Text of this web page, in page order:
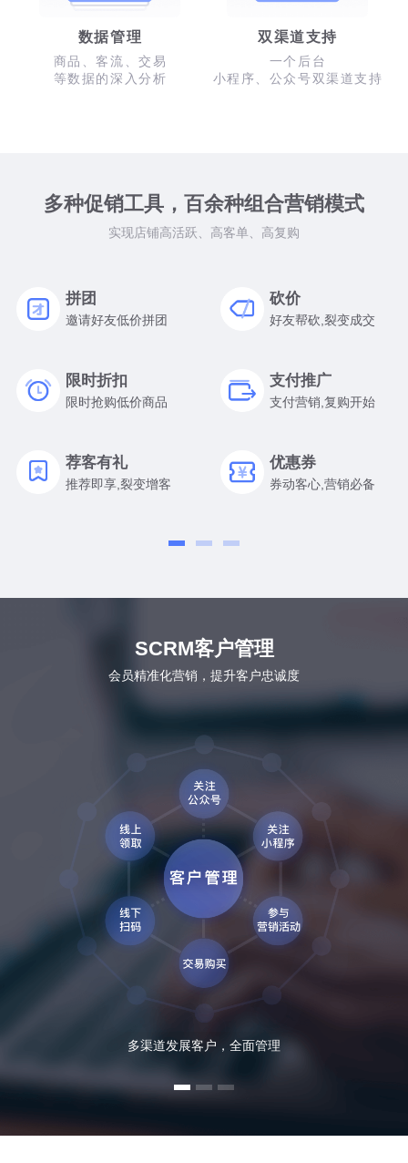
数据管理
商品、客流、交易
等数据的深入分析
双渠道支持
一个后台
小程序、公众号双渠道支持
多种促销工具，百余种组合营销模式
实现店铺高活跃、高客单、高复购
拼团
邀请好友低价拼团
限时折扣
限时抢购低价商品
荐客有礼
推荐即享,裂变增客
砍价
好友帮砍,裂变成交
支付推广
支付营销,复购开始
优惠券
券动客心,营销必备
SCRM客户管理
会员精准化营销，提升客户忠诚度
多渠道发展客户，全面管理